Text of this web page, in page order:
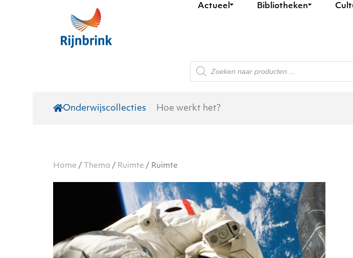
Skip to main content
Actueel Bibliotheken
Producten
zoeken
Onderwijscollecties Hoe werkt het?
Home / Thema / Ruimte / Ruimte